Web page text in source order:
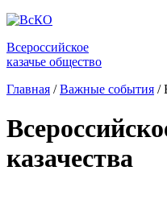
Всероссийское
казачье общество
Главная / Важные события /
казачества